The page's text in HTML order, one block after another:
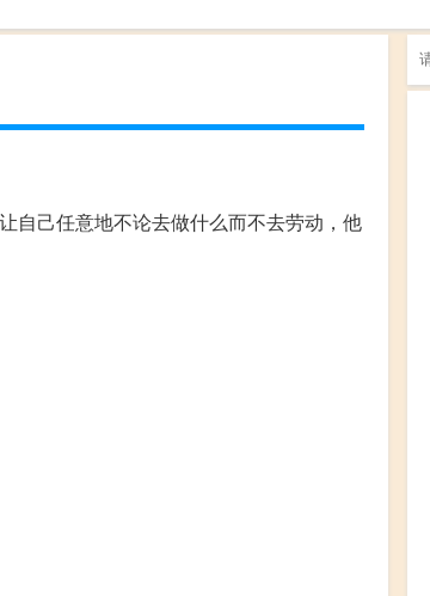
自己任意地不论去做什么而不去劳动，他